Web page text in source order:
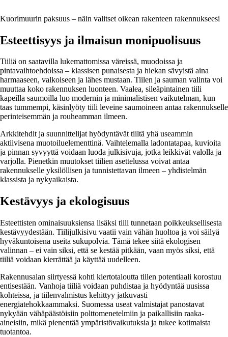
Kuorimuurin paksuus – näin valitset oikean rakenteen rakennukseesi
Esteettisyys ja ilmaisun monipuolisuus
Tiiliä on saatavilla lukemattomissa väreissä, muodoissa ja
pintavaihtoehdoissa – klassisen punaisesta ja hiekan sävyistä aina
harmaaseen, valkoiseen ja lähes mustaan. Tiilen ja sauman valinta voi
muuttaa koko rakennuksen luonteen. Vaalea, sileäpintainen tiili
kapeilla saumoilla luo modernin ja minimalistisen vaikutelman, kun
taas tummempi, käsinlyöty tiili leveine saumoineen antaa rakennukselle
perinteisemmän ja rouheamman ilmeen.
Arkkitehdit ja suunnittelijat hyödyntävät tiiltä yhä useammin
aktiivisena muotoiluelementtinä. Vaihtelemalla ladontatapaa, kuvioita
ja pinnan syvyyttä voidaan luoda julkisivuja, jotka leikkivät valolla ja
varjolla. Pienetkin muutokset tiilien asettelussa voivat antaa
rakennukselle yksilöllisen ja tunnistettavan ilmeen – yhdistelmän
klassista ja nykyaikaista.
Kestävyys ja ekologisuus
Esteettisten ominaisuuksiensa lisäksi tiili tunnetaan poikkeuksellisesta
kestävyydestään. Tiilijulkisivu vaatii vain vähän huoltoa ja voi säilyä
hyväkuntoisena useita sukupolvia. Tämä tekee siitä ekologisen
valinnan – ei vain siksi, että se kestää pitkään, vaan myös siksi, että
tiiliä voidaan kierrättää ja käyttää uudelleen.
Rakennusalan siirtyessä kohti kiertotaloutta tiilen potentiaali korostuu
entisestään. Vanhoja tiiliä voidaan puhdistaa ja hyödyntää uusissa
kohteissa, ja tiilenvalmistus kehittyy jatkuvasti
energiatehokkaammaksi. Suomessa useat valmistajat panostavat
nykyään vähäpäästöisiin polttomenetelmiin ja paikallisiin raaka-
aineisiin, mikä pienentää ympäristövaikutuksia ja tukee kotimaista
tuotantoa.